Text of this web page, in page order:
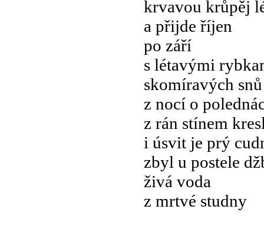
krvavou krůpěj
a přijde říjen
po září
s létavými
skomíravých snů
z nocí o
z rán stínem
i úsvit je prý
zbyl u postele
živá voda
z mrtvé studny